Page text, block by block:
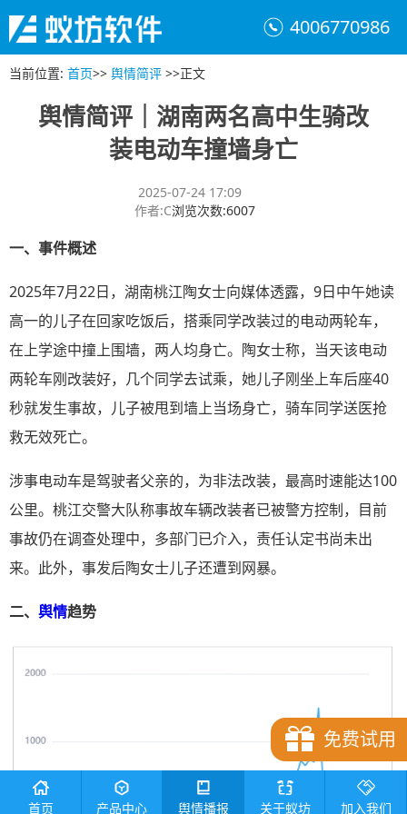
4006770986
当前位置: 首页>> 舆情简评 >>正文
舆情简评｜湖南两名高中生骑改
装电动车撞墙身亡
2025-07-24 17:09
作者:C浏览次数:6007
一、 事件概述
2025年7月22日，湖南桃江陶女士向媒体透露，9日中午她读
高一的儿子在回家吃饭后，搭乘同学改装过的电动两轮车，
在上学途中撞上围墙，两人均身亡。陶女士称，当天该电动
两轮车刚改装好，几个同学去试乘，她儿子刚坐上车后座40
秒就发生事故，儿子被甩到墙上当场身亡，骑车同学送医抢
救无效死亡。
涉事电动车是驾驶者父亲的，为非法改装，最高时速能达100
公里。桃江交警大队称事故车辆改装者已被警方控制，目前
事故仍在调查处理中，多部门已介入，责任认定书尚未出
来。此外，事发后陶女士儿子还遭到网暴。
二、 舆情趋势
免费试用
首页 产品中心 舆情播报 关于蚁坊 加入我们